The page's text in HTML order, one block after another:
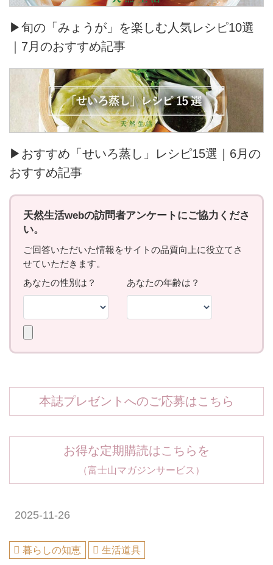
▶旬の「みょうが」を楽しむ人気レシピ10選
｜7月のおすすめ記事
▶おすすめ「せいろ蒸し」レシピ15選｜6月の
おすすめ記事
本誌プレゼントへのご応募はこちら
お得な定期購読はこちらを
（富士山マガジンサービス）
2025-11-26
暮らしの知恵 生活道具